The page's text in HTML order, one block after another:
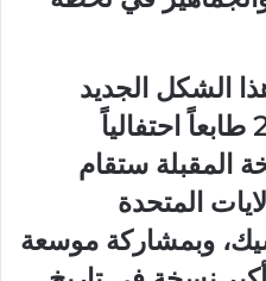
الشكل الجديد
لمباريات مونديال 2026 طابعاً احتفالياً
المقبلة ستقام
المتحدة
وبمشاركة موسعة